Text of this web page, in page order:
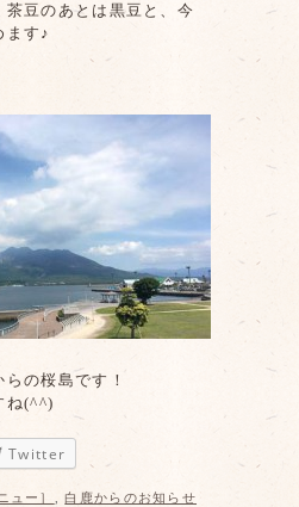
茶豆のあとは黒豆と、今
ます♪
の桜島です！
ね(^^)
Twitter
ュー］ ,白鹿からのお知らせ